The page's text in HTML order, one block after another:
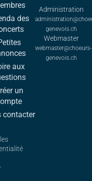
des
aux
un
contacter
Administration
genevois.ch
Webmaster
webmaster@choeurs-
genevois.ch